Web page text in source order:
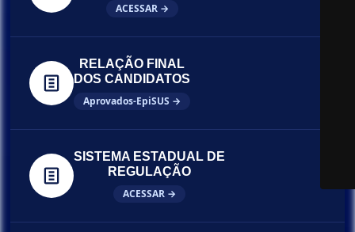
ACESSAR →
RELAÇÃO FINAL
DOS CANDIDATOS
Aprovados-EpiSUS →
SISTEMA ESTADUAL DE
REGULAÇÃO
ACESSAR →